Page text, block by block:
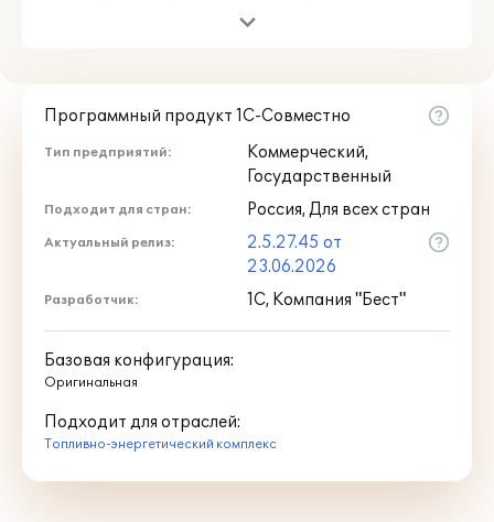
Регистрация связанных мероприятий из
разных договоров ТП;
Формирование графика платежей в
Формирование печатных форм
документов в формате макета 1С:
Технические условий на ТП, Договор
ТП, Акт о выполнении ТУ, Акт об
осуществлении ТП, Уведомление об
обеспечении сетевой организацией
возможности присоединения к
электрическим сетям;
Подробнее
Программный продукт 1С-Совместно
Тип предприятий:
Коммерческий,
Государственный
Подходит для стран: Россия, Для всех стран
Актуальный релиз:
2.5.27.45 от
23.06.2026
Разработчик: 1С, Компания "Бест"
Базовая конфигурация:
Оригинальная
Подходит для отраслей:
Топливно-энергетический комплекс